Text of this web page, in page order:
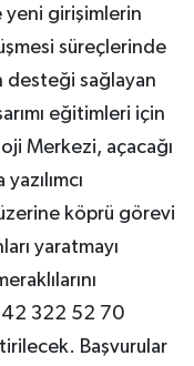
yeni girişimlerin
süreçlerinde
desteği sağlayan
eğitimleri için
Merkezi, açacağı
köprü görevi
yaratmayı
322 52 70
Başvurular